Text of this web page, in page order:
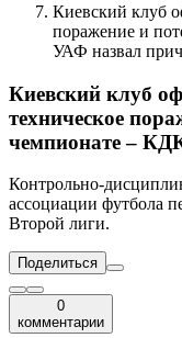
Киевский клуб
поражение и
УАФ назвал
Киевский клуб
техническое
чемпионате –
Контрольно-
ассоциации футбола
Второй лиги.
Поделиться
0
комментарии